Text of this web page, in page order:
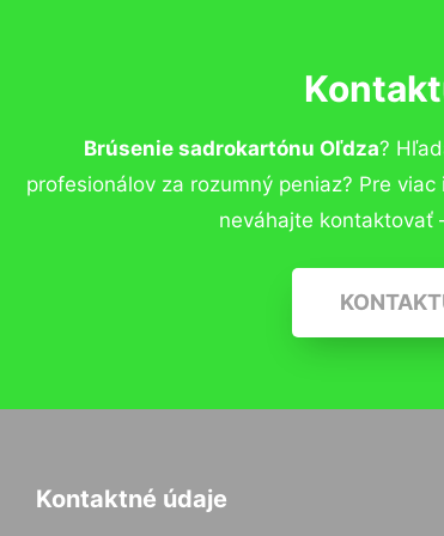
Brúsenie sadrokartónu Oľdza?
profesionálov za rozumný peniaz? Pre
neváhajte kontaktovať
Kontaktné údaje